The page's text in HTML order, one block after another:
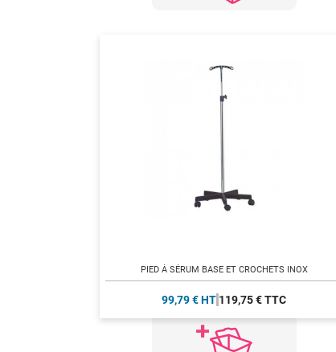
PIED À SÉRUM BASE ET CROCHETS INOX
99,79 € HT 119,75 € TTC